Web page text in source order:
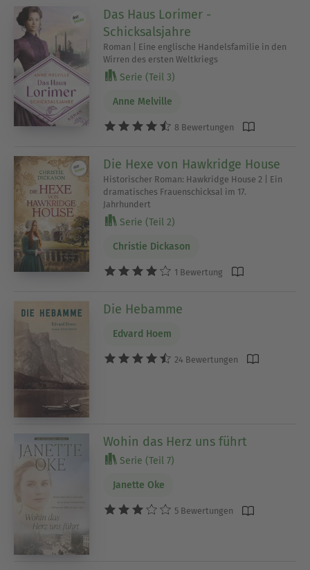
Das Haus Lorimer -
Schicksalsjahre
Roman | Eine englische Handelsfamilie in den
Wirren des ersten Weltkriegs
Serie (Teil 3)
Anne Melville
8 Bewertungen
Die Hexe von Hawkridge House
Historischer Roman: Hawkridge House 2 | Ein
dramatisches Frauenschicksal im 17.
Jahrhundert
Serie (Teil 2)
Christie Dickason
1 Bewertung
Die Hebamme
Edvard Hoem
24 Bewertungen
Wohin das Herz uns führt
Serie (Teil 7)
Janette Oke
5 Bewertungen